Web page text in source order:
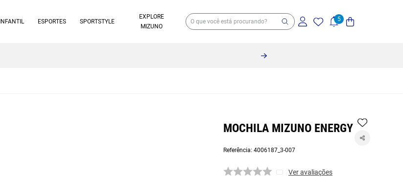
INFANTIL ESPORTES SPORTSTYLE
EXPLORE
MIZUNO
MOCHILA MIZUNO ENERGY
Referência: 4006187_3-007
Ver avaliações